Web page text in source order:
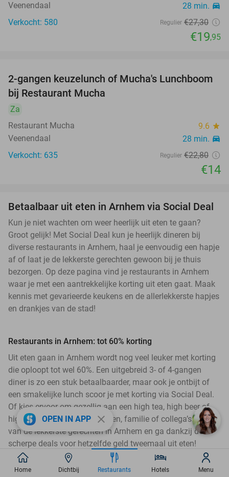
Veenendaal 28 min. directions_car
Verkocht: 580 Regulier €27,30
€19,95
39%
2-gangen keuzelunch of Mucha's Lunchboom
bij Restaurant Mucha
Za
Restaurant Mucha
9.6 star
Veenendaal 28 min. directions_car
Verkocht: 635 Regulier €22,80
€14
Betaalbaar uit eten in Arnhem via Social Deal
Kun je niet wachten om weer heerlijk uit eten te gaan?
Groot gelijk! Met Social Deal kun je heerlijk dineren bij
diverse restaurants in Arnhem, haal je eenvoudig een hapje
af of laat je de lekkerste gerechten gewoon bij je thuis
bezorgen. Op deze pagina vind je restaurants in Arnhem
waar je met een aantrekkelijke korting uit eten gaat. Maak
kennis met gevarieerde keukens en de allerlekkerste hapjes
en drankjes van de stad!
Restaurants in Arnhem: tot 60% korting
Uit eten gaan in Arnhem wordt nog veel leuker met korting
die oploopt tot wel 60%. Een uitgebreid 3- of 4-gangen
diner is zo een stuk betaalbaarder, maar ook je ontbijt of
een smakelijke lunch scoor je met korting via Social Deal.
Of kies ervoor om gezellig aan een high tea, high beer of
high wine te gaan met vrienden, familie of collega’s. Geniet
van de lekkerste gerechten in Arnhem en ga dankzij de
scherpe deals voor hetzelfde geld tweemaal uit eten!
OPEN IN APP close
Home Dichtbij Restaurants Hotels Menu